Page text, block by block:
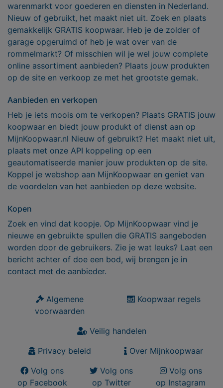
warenmarkt voor goederen en diensten in Nederland.
Nieuw of gebruikt, het maakt niet uit. Zoek en plaats
gemakkelijk GRATIS koopwaar. Heb je de zolder of
garage opgeruimd of heb je wat over van de
rommelmarkt? Of misschien wil je wel jouw complete
online assortiment aanbieden? Plaats jouw produkten
op de site en verkoop ze met het grootste gemak.
Aanbieden en verkopen
Heb je iets moois om te verkopen? Plaats GRATIS jouw
koopwaar en biedt jouw produkt of dienst aan op
MijnKoopwaar.nl Nieuw of gebruikt? Het maakt niet uit,
plaats met onze API koppeling op een
geautomatiseerde manier jouw produkten op de site.
Koppel je webshop aan MijnKoopwaar en geniet van
de voordelen van het aanbieden op deze website.
Kopen
Zoek en vind dat koopje. Op MijnKoopwaar vind je
nieuwe en gebruikte spullen die GRATIS aangeboden
worden door de gebruikers. Zie je wat leuks? Laat een
bericht achter of doe een bod, wij brengen je in
contact met de aanbieder.
Algemene
voorwaarden
Koopwaar regels
Veilig handelen
Privacy beleid
Over Mijnkoopwaar
Volg ons
op Facebook
Volg ons
op Twitter
Volg ons
op Instagram